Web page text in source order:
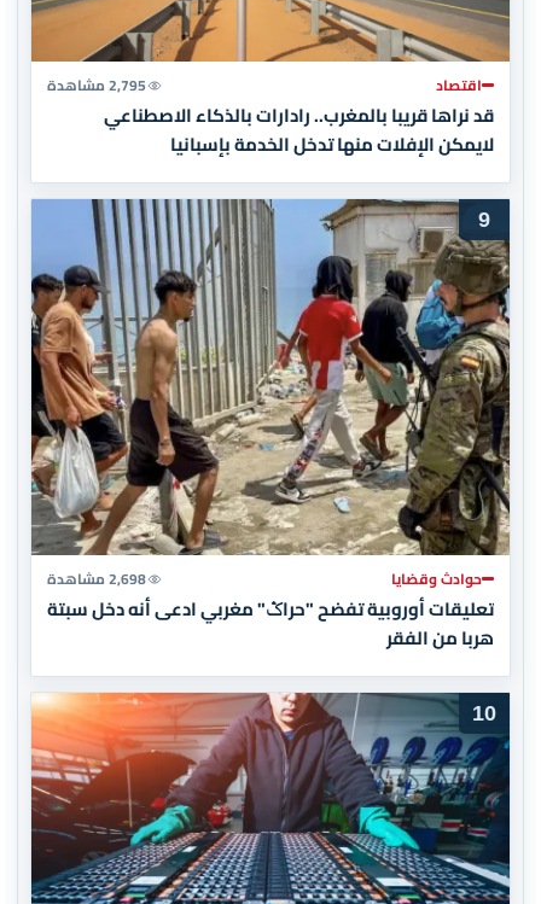
اقتصاد 2,795 مشاهدة
قد نراها قريبا بالمغرب.. رادارات بالذكاء الاصطناعي
لايمكن الإفلات منها تدخل الخدمة بإسبانيا
9
حوادث وقضايا 2,698 مشاهدة
تعليقات أوروبية تفضح "حراݣ" مغربي ادعى أنه دخل سبتة
هربا من الفقر
10